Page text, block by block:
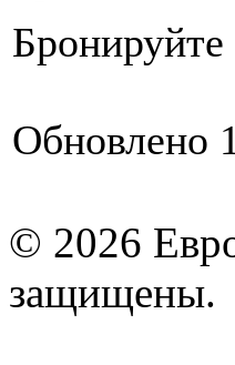
Обновлено
© 2026
защищены.